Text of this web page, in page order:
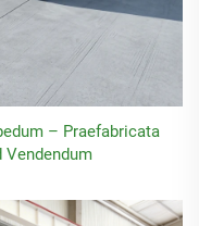
– Praefabricata
Vendendum